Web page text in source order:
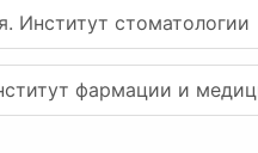
Институт стоматологии
фармации и